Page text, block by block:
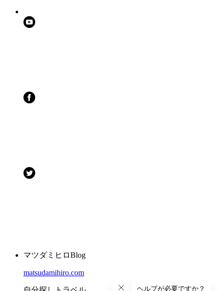
マツダミヒロBlog
matsudamihiro.com